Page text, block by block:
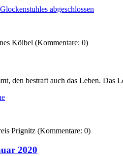
abgeschlossen
Kölbel (Kommentare: 0)
den bestraft auch das Leben. Das
Prignitz (Kommentare: 0)
2020